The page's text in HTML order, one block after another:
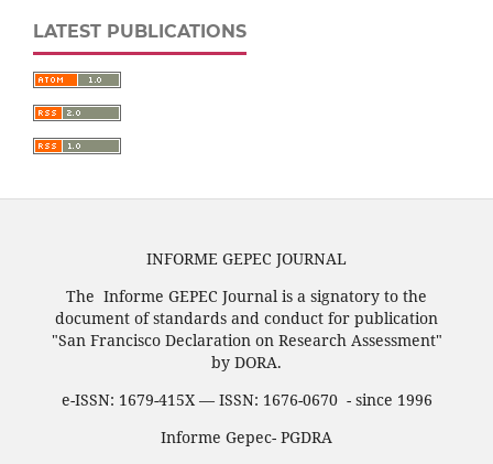
LATEST PUBLICATIONS
INFORME GEPEC JOURNAL
The Informe GEPEC Journal is a signatory to the
document of standards and conduct for publication
"San Francisco Declaration on Research Assessment"
by DORA.
e-ISSN: 1679-415X — ISSN: 1676-0670 - since 1996
Informe Gepec- PGDRA